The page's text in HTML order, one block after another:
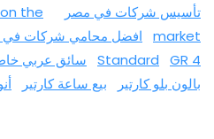
تأسيس شركات في مصر
the
market
افضل محامي شركات في
Standard
GR 4 سائق عربي خاص
بالون بلو كارتير
بيع ساعة كارتير